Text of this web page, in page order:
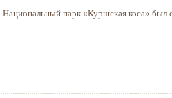
парк «Куршская коса» был